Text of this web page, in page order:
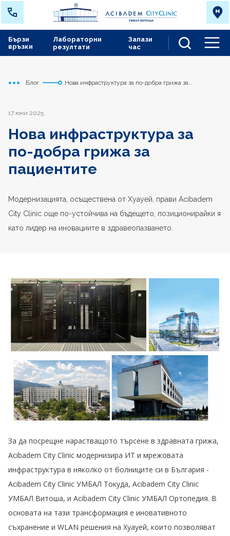
Лабораторни
резултати
Запази
час
Бързи
връзки
Начало
Сърдечно съдов център
Блог
Нова инфраструктура за по-добра грижа за
17 юни 2025
Нова инфраструктура за
по-добра грижа за
пациентите
Модернизацията, осъществена от Хуауей, прави Acibadem
City Clinic още по-устойчива на бъдещето, позиционирайки я
като лидер на иновациите в здравеопазването.
За да посрещне нарастващото търсене в здравната грижа,
Acibadem City Clinic модернизира ИТ и мрежовата
инфраструктура в няколко от болниците си в България -
Acibadem City Clinic УМБАЛ Токуда, Acibadem City Clinic
УМБАЛ Витоша, и Acibadem City Clinic УМБАЛ Ортопедия. В
основата на тази трансформация е иновативното
съхранение и WLAN решения на Хуауей, които позволяват